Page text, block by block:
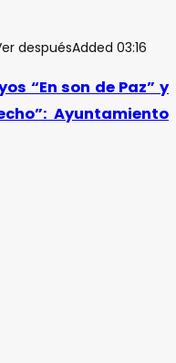
despuésAdded 03:16
“En son de Paz” y
Ayuntamiento